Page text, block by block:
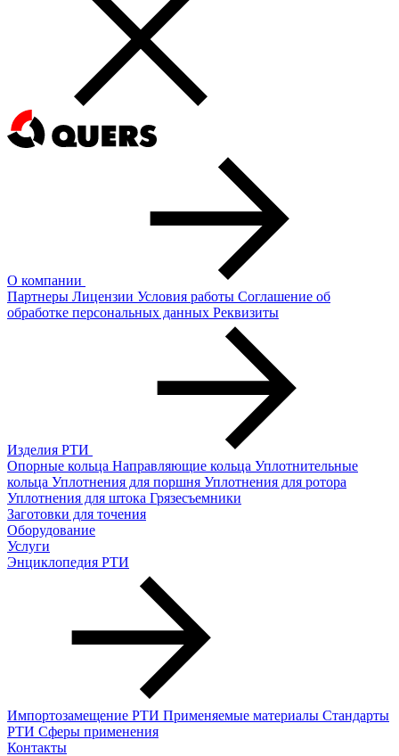
О компании
Партнеры Лицензии Условия работы Соглашение об
обработке персональных данных Реквизиты
Изделия РТИ
Опорные кольца Направляющие кольца Уплотнительные
кольца Уплотнения для поршня Уплотнения для ротора
Уплотнения для штока Грязесъемники
Заготовки для точения
Оборудование
Услуги
Энциклопедия РТИ
Импортозамещение РТИ Применяемые материалы Стандарты
РТИ Сферы применения
Контакты